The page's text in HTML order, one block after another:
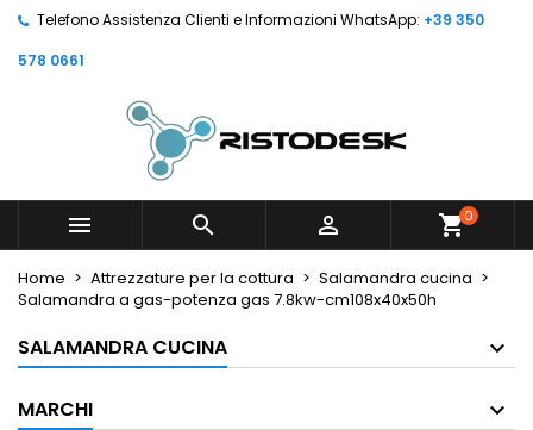
Telefono Assistenza Clienti e Informazioni WhatsApp: +39 350
578 0661
   shopping_cart0
Home Attrezzature per la cottura
Salamandra cucina
Salamandra a gas-potenza gas 7.8kw-cm108x40x50h
SALAMANDRA CUCINA
MARCHI